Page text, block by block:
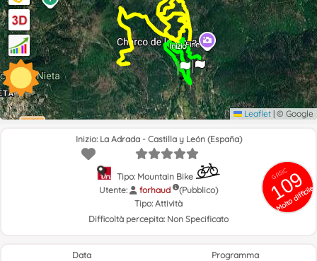
InizioFine
Leaflet | © Google
GRSIC
109
Molto difficile
Inizio: La Adrada - Castilla y León (España)
Tipo: Mountain Bike
Utente:
forhaud
(Pubblico)
Tipo: Attività
Difficoltà percepita: Non Specificato
Data Programma